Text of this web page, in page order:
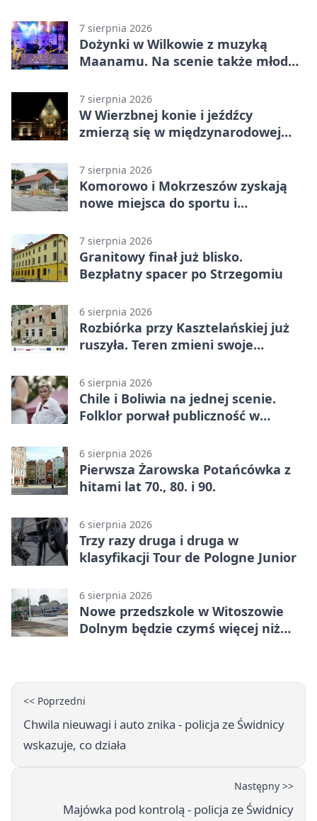
7 sierpnia 2026
Dożynki w Wilkowie z muzyką
Maanamu. Na scenie także młode
7 sierpnia 2026
W Wierzbnej konie i jeźdźcy
zmierzą się w międzynarodowej
7 sierpnia 2026
Komorowo i Mokrzeszów zyskają
nowe miejsca do sportu i
7 sierpnia 2026
Granitowy finał już blisko.
Bezpłatny spacer po Strzegomiu
6 sierpnia 2026
Rozbiórka przy Kasztelańskiej już
ruszyła. Teren zmieni swoje
6 sierpnia 2026
Chile i Boliwia na jednej scenie.
Folklor porwał publiczność w
6 sierpnia 2026
Pierwsza Żarowska Potańcówka z
hitami lat 70., 80. i 90.
6 sierpnia 2026
Trzy razy druga i druga w
klasyfikacji Tour de Pologne Junior
6 sierpnia 2026
Nowe przedszkole w Witoszowie
Dolnym będzie czymś więcej niż
<< Poprzedni
Chwila nieuwagi i auto znika - policja ze Świdnicy
wskazuje, co działa
Następny >>
Majówka pod kontrolą - policja ze Świdnicy